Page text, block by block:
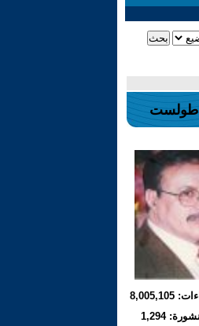
طولست
1,294